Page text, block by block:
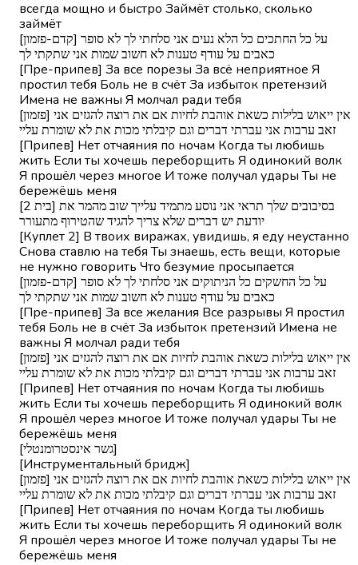
всегда мощно и быстро Займёт столько, сколько
займёт
[קדם-פזמון] על כל החתכים כל הלא נעים אני סלחתי לך לא סופר
כאבים על עודף טענות לא חשוב שמות אני שתקתי לך
[Пре-припев] За все порезы За всё неприятное Я
простил тебя Боль не в счёт За избыток претензий
Имена не важны Я молчал ради тебя
[פזמון] אין ייאוש בלילות כשאת אוהבת לחיות אם את רוצה להגזים אני
זאב ערבות אני עברתי דברים וגם קיבלתי מכות את לא שומרת עליי
[Припев] Нет отчаяния по ночам Когда ты любишь
жить Если ты хочешь переборщить Я одинокий волк
Я прошёл через многое И тоже получал удары Ты не
бережёшь меня
[בית 2] בסיבובים שלך תראי אני נוסע מתמיד עלייך שוב מהמר את
יודעת יש דברים שלא צריך להגיד שהטירוף מתעורר
[Куплет 2] В твоих виражах, увидишь, я еду неустанно
Снова ставлю на тебя Ты знаешь, есть вещи, которые
не нужно говорить Что безумие просыпается
[קדם-פזמון] על כל החשקים כל הניתוקים אני סלחתי לך לא סופר
כאבים על עודף טענות לא חשוב שמות אני שתקתי לך
[Пре-припев] За все желания Все разрывы Я простил
тебя Боль не в счёт За избыток претензий Имена не
важны Я молчал ради тебя
[פזמון] אין ייאוש בלילות כשאת אוהבת לחיות אם את רוצה להגזים אני
זאב ערבות אני עברתי דברים וגם קיבלתי מכות את לא שומרת עליי
[Припев] Нет отчаяния по ночам Когда ты любишь
жить Если ты хочешь переборщить Я одинокий волк
Я прошёл через многое И тоже получал удары Ты не
бережёшь меня
[גשר אינסטרומנטלי]
[Инструментальный бридж]
[פזמון] אין ייאוש בלילות כשאת אוהבת לחיות אם את רוצה להגזים אני
זאב ערבות אני עברתי דברים וגם קיבלתי מכות את לא שומרת עליי
[Припев] Нет отчаяния по ночам Когда ты любишь
жить Если ты хочешь переборщить Я одинокий волк
Я прошёл через многое И тоже получал удары Ты не
бережёшь меня